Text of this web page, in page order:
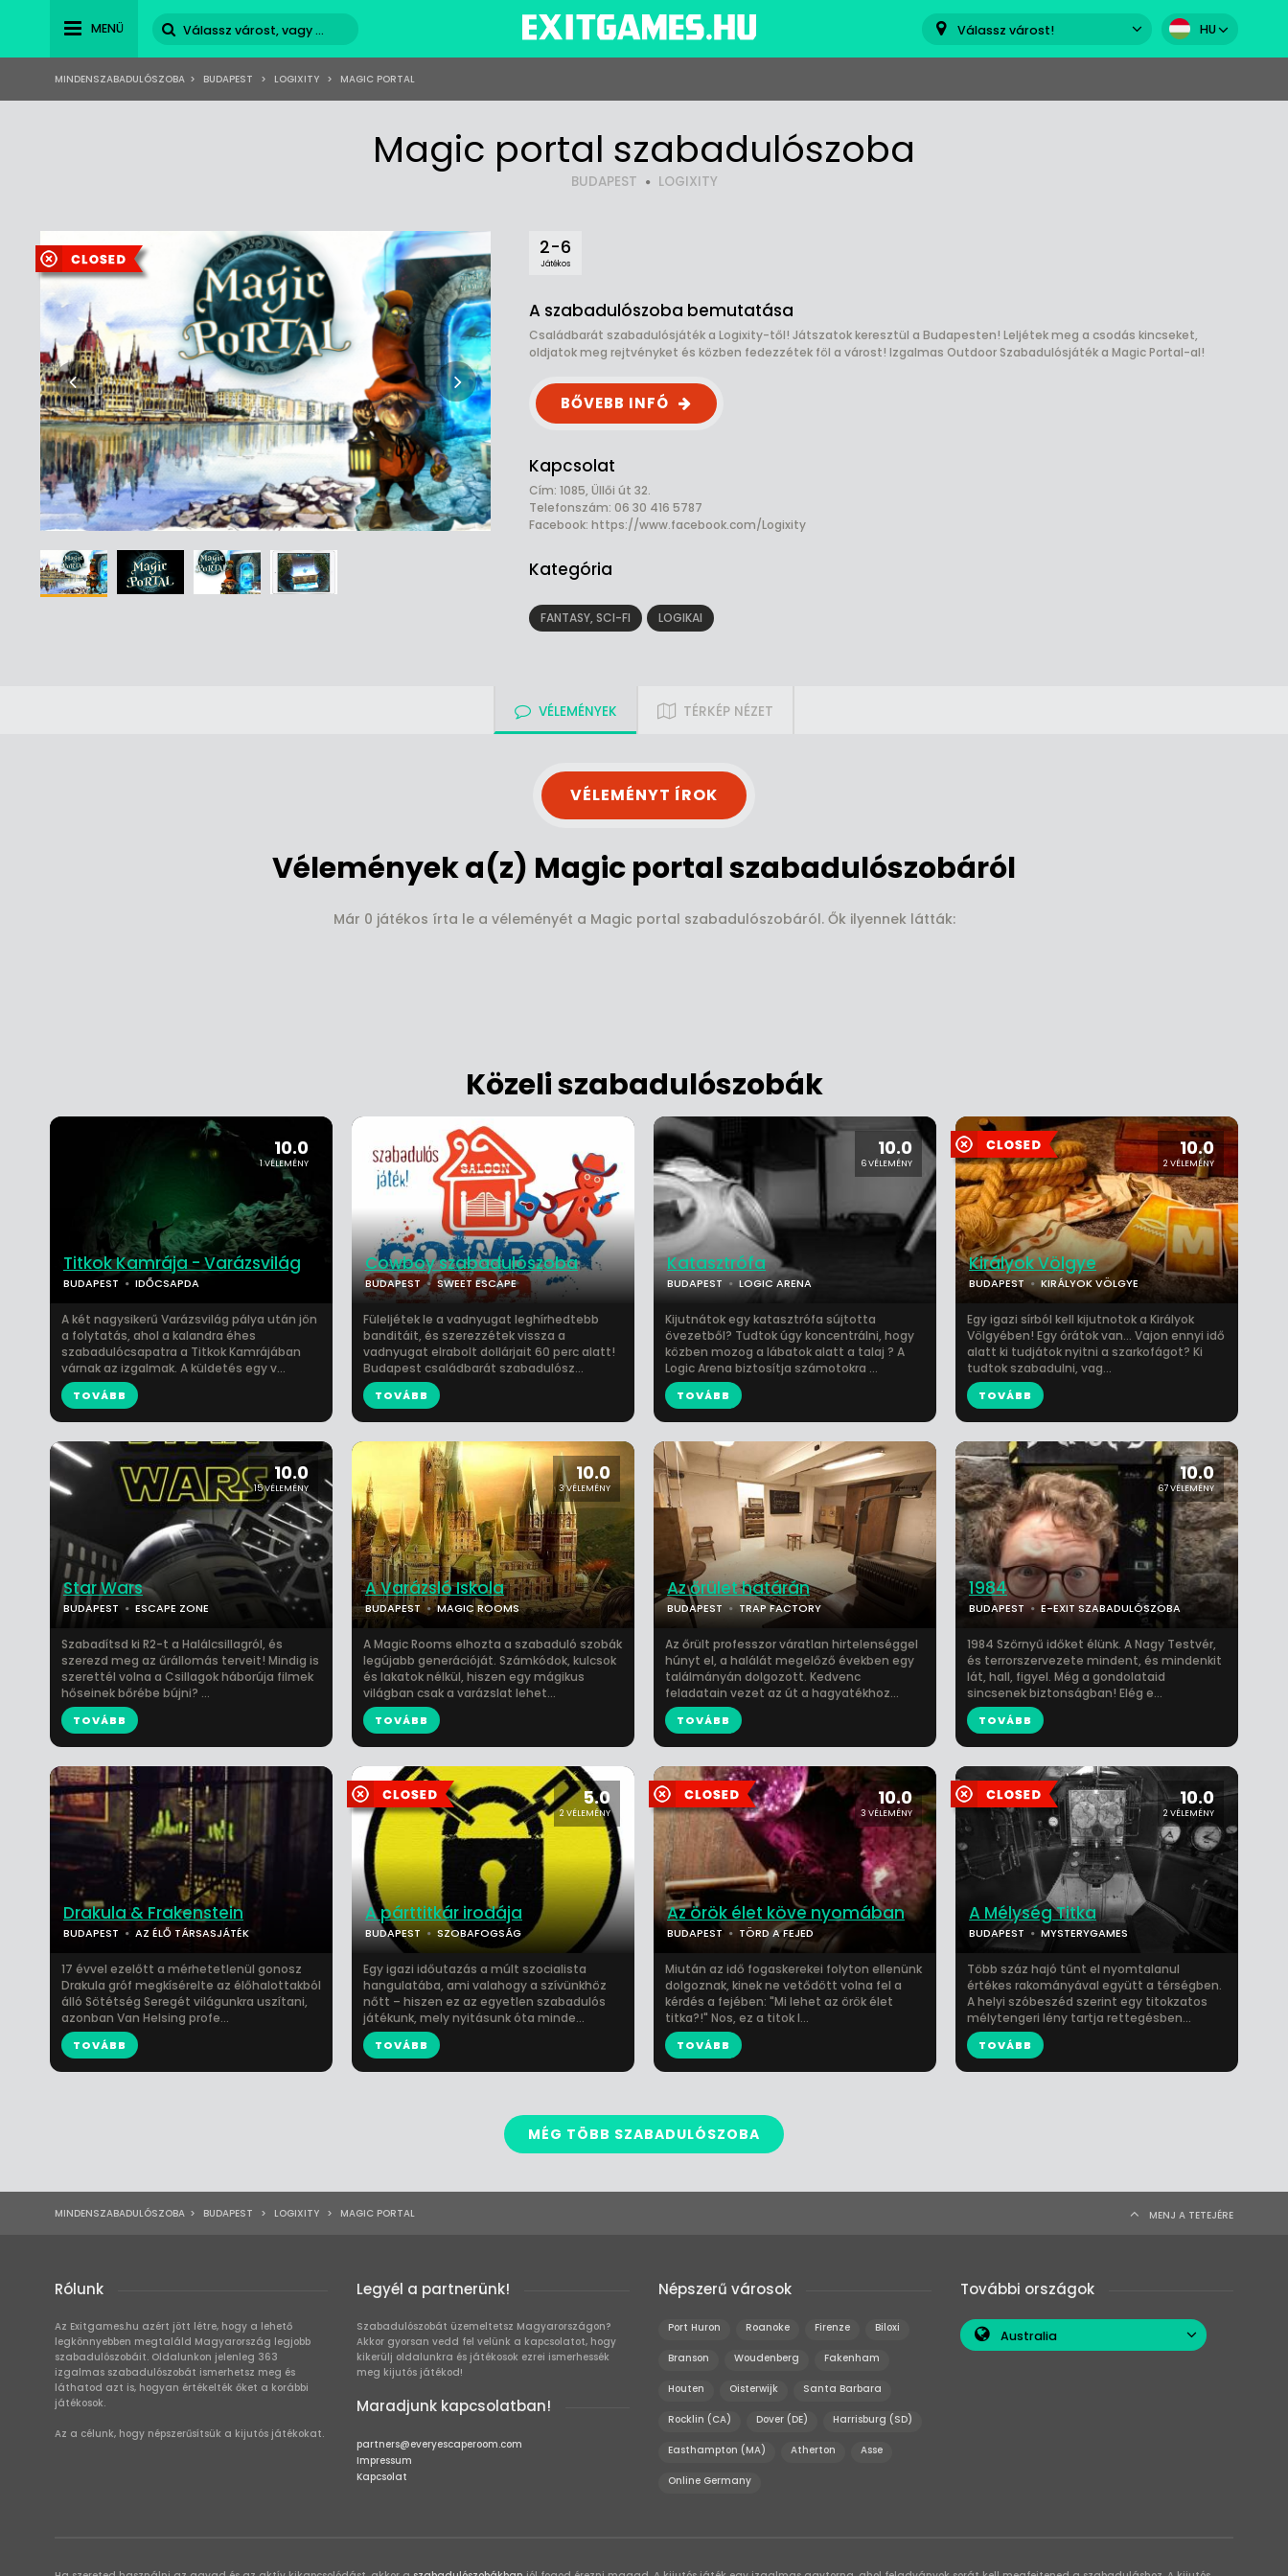
MENÜ Válassz várost! HU
MINDENSZABADULÓSZOBA > BUDAPEST > LOGIXITY > MAGIC PORTAL
Magic portal szabadulószoba
BUDAPEST LOGIXITY
2-6
Játékos
A szabadulószoba bemutatása
Családbarát szabadulósjáték a Logixity-től! Játszatok keresztül a Budapesten! Leljétek meg a csodás kincseket,
oldjatok meg rejtvényket és közben fedezzétek föl a várost! Izgalmas Outdoor Szabadulósjáték a Magic Portal-al!
BŐVEBB INFÓ
Kapcsolat
Cím: 1085, Üllői út 32.
Telefonszám: 06 30 416 5787
Facebook: https://www.facebook.com/Logixity
Kategória
FANTASY, SCI-FI LOGIKAI
VÉLEMÉNYEK TÉRKÉP NÉZET
VÉLEMÉNYT ÍROK
Vélemények a(z) Magic portal szabadulószobáról
Már 0 játékos írta le a véleményét a Magic portal szabadulószobáról. Ők ilyennek látták:
Közeli szabadulószobák
10.0
1 VÉLEMÉNY
Titkok Kamrája - Varázsvilág
BUDAPEST IDŐCSAPDA
A két nagysikerű Varázsvilág pálya után jön
a folytatás, ahol a kalandra éhes
szabadulócsapatra a Titkok Kamrájában
várnak az izgalmak. A küldetés egy v...
TOVÁBB
Cowboy szabadulószoba
BUDAPEST SWEET ESCAPE
Füleljétek le a vadnyugat leghírhedtebb
banditáit, és szerezzétek vissza a
vadnyugat elrabolt dollárjait 60 perc alatt!
Budapest családbarát szabadulósz...
TOVÁBB
10.0
6 VÉLEMÉNY
Katasztrófa
BUDAPEST LOGIC ARENA
Kijutnátok egy katasztrófa sújtotta
övezetből? Tudtok úgy koncentrálni, hogy
közben mozog a lábatok alatt a talaj ? A
Logic Arena biztosítja számotokra ...
TOVÁBB
10.0
2 VÉLEMÉNY
Királyok Völgye
BUDAPEST KIRÁLYOK VÖLGYE
Egy igazi sírból kell kijutnotok a Királyok
Völgyében! Egy órátok van… Vajon ennyi idő
alatt ki tudjátok nyitni a szarkofágot? Ki
tudtok szabadulni, vag...
TOVÁBB
10.0
15 VÉLEMÉNY
Star Wars
BUDAPEST ESCAPE ZONE
Szabadítsd ki R2-t a Halálcsillagról, és
szerezd meg az űrállomás terveit! Mindig is
szerettél volna a Csillagok háborúja filmek
hőseinek bőrébe bújni? ...
TOVÁBB
10.0
3 VÉLEMÉNY
A Varázsló Iskola
BUDAPEST MAGIC ROOMS
A Magic Rooms elhozta a szabaduló szobák
legújabb generációját. Számkódok, kulcsok
és lakatok nélkül, hiszen egy mágikus
világban csak a varázslat lehet...
TOVÁBB
Az őrület határán
BUDAPEST TRAP FACTORY
Az őrült professzor váratlan hirtelenséggel
húnyt el, a halálát megelőző években egy
találmányán dolgozott. Kedvenc
feladatain vezet az út a hagyatékhoz...
TOVÁBB
10.0
67 VÉLEMÉNY
1984
BUDAPEST E-EXIT SZABADULÓSZOBA
1984 Szörnyű időket élünk. A Nagy Testvér,
és terrorszervezete mindent, és mindenkit
lát, hall, figyel. Még a gondolataid
sincsenek biztonságban! Elég e...
TOVÁBB
Drakula & Frakenstein
BUDAPEST AZ ÉLŐ TÁRSASJÁTÉK
17 évvel ezelőtt a mérhetetlenül gonosz
Drakula gróf megkísérelte az élőhalottakból
álló Sötétség Seregét világunkra uszítani,
azonban Van Helsing profe...
TOVÁBB
5.0
2 VÉLEMÉNY
A párttitkár irodája
BUDAPEST SZOBAFOGSÁG
Egy igazi időutazás a múlt szocialista
hangulatába, ami valahogy a szívünkhöz
nőtt – hiszen ez az egyetlen szabadulós
játékunk, mely nyitásunk óta minde...
TOVÁBB
10.0
3 VÉLEMÉNY
Az örök élet köve nyomában
BUDAPEST TÖRD A FEJED
Miután az idő fogaskerekei folyton ellenünk
dolgoznak, kinek ne vetődött volna fel a
kérdés a fejében: "Mi lehet az örök élet
titka?!" Nos, ez a titok l...
TOVÁBB
10.0
2 VÉLEMÉNY
A Mélység Titka
BUDAPEST MYSTERYGAMES
Több száz hajó tűnt el nyomtalanul
értékes rakományával együtt a térségben.
A helyi szóbeszéd szerint egy titokzatos
mélytengeri lény tartja rettegésben...
TOVÁBB
MÉG TÖBB SZABADULÓSZOBA
MINDENSZABADULÓSZOBA > BUDAPEST > LOGIXITY > MAGIC PORTAL MENJ A TETEJÉRE
Rólunk
Az Exitgames.hu azért jött létre, hogy a lehető
legkönnyebben megtaláld Magyarország legjobb
szabadulószobáit. Oldalunkon jelenleg 363
izgalmas szabadulószobát ismerhetsz meg és
láthatod azt is, hogyan értékelték őket a korábbi
játékosok.
Az a célunk, hogy népszerűsítsük a kijutós játékokat.
Legyél a partnerünk!
Szabadulószobát üzemeltetsz Magyarországon?
Akkor gyorsan vedd fel velünk a kapcsolatot, hogy
kikerülj oldalunkra és játékosok ezrei ismerhessék
meg kijutós játékod!
Maradjunk kapcsolatban!
partners@everyescaperoom.com
Impressum
Kapcsolat
Népszerű városok
Port Huron Roanoke Firenze Biloxi
Branson Woudenberg Fakenham
Houten Oisterwijk Santa Barbara
Rocklin (CA) Dover (DE) Harrisburg (SD)
Easthampton (MA) Atherton Asse
Online Germany
További országok
Australia